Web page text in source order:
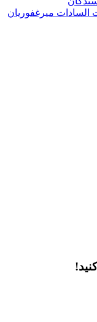
السادات میرغفوریان